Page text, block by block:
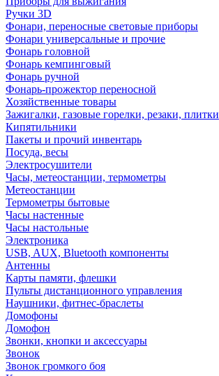
Ручки 3D
Фонари, переносные световые приборы
Фонари универсальные и прочие
Фонарь головной
Фонарь кемпинговый
Фонарь ручной
Фонарь-прожектор переносной
Хозяйственные товары
Зажигалки, газовые горелки, резаки, плитки
Кипятильники
Пакеты и прочий инвентарь
Посуда, весы
Электросушители
Часы, метеостанции, термометры
Метеостанции
Термометры бытовые
Часы настенные
Часы настольные
Электроника
USB, AUX, Bluetooth компоненты
Антенны
Карты памяти, флешки
Пульты дистанционного управления
Наушники, фитнес-браслеты
Домофоны
Домофон
Звонки, кнопки и аксессуары
Звонок
Звонок громкого боя